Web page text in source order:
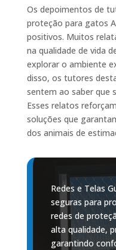
Os depoimentos de
proteção para gatos
positivos. Muitos
na qualidade de vida
explorar o ambiente
disso, os tutores
sentem ao saber que
Esses relatos
soluções que
dos animais de
Redes e Telas
seguras para
redes de
alta qualidade,
garantindo